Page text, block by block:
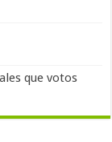
que votos